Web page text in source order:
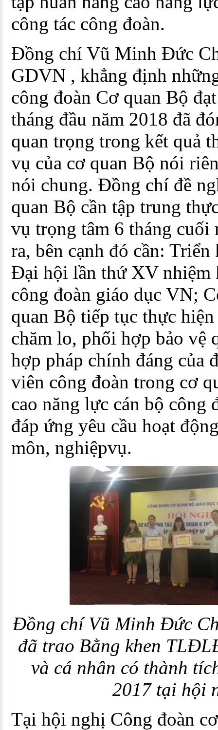
công tác công đoàn.
Đồng chí Vũ Minh Đức
GDVN , khẳng định
công đoàn Cơ quan Bộ
tháng đầu năm 2018 đã
quan trọng trong kết quả
vụ của cơ quan Bộ nói
nói chung. Đồng chí đề
quan Bộ cần tập trung
vụ trọng tâm 6 tháng cuối
ra, bên cạnh đó cần:
Đại hội lần thứ XV nhiệm
công đoàn giáo dục VN;
quan Bộ tiếp tục thực
chăm lo, phối hợp bảo vệ
hợp pháp chính đáng của
viên công đoàn trong cơ
cao năng lực cán bộ công
đáp ứng yêu cầu hoạt
môn, nghiệpvụ.
Đồng chí Vũ Minh Đức
đã trao Bằng khen
và cá nhân có thành
2017 tại hội
Tại hội nghị Công đoàn